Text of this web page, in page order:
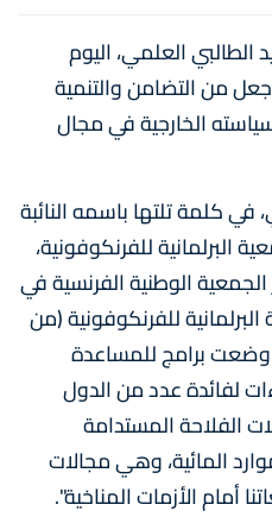
العلمي، اليوم
من التضامن والتنمية
الخارجية في مجال
كلمة تلتها باسمه النائبة
البرلمانية للفرنكوفونية،
الوطنية الفرنسية في
للفرنكوفونية (من
وضعت برامج للمساعدة
لفائدة عدد من الدول
الفلاحة المستدامة
المائية، وهي مجالات
أمام الأزمات المناخية".